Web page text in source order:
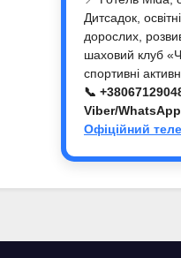
Дитсадок,
дорослих,
шаховий клуб
спортивні
📞
Viber/
Офіційний